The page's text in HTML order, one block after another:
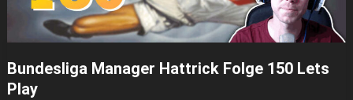
Bundesliga Manager Hattrick Folge 150 Lets
Play